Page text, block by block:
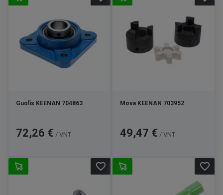
Guolis KEENAN 704863
Kaina
72,26 € / VNT
Mova KEENAN 703952
Kaina
49,47 € / VNT
favorite_border favorite_border